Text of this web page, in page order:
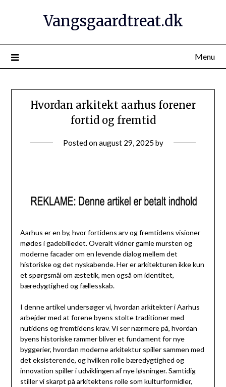
Vangsgaardtreat.dk
Menu
Hvordan arkitekt aarhus forener
fortid og fremtid
Posted onaugust 29, 2025 by
Aarhus er en by, hvor fortidens arv og fremtidens visioner
mødes i gadebilledet. Overalt vidner gamle mursten og
moderne facader om en levende dialog mellem det
historiske og det nyskabende. Her er arkitekturen ikke kun
et spørgsmål om æstetik, men også om identitet,
bæredygtighed og fællesskab.
I denne artikel undersøger vi, hvordan arkitekter i Aarhus
arbejder med at forene byens stolte traditioner med
nutidens og fremtidens krav. Vi ser nærmere på, hvordan
byens historiske rammer bliver et fundament for nye
byggerier, hvordan moderne arkitektur spiller sammen med
det eksisterende, og hvilken rolle bæredygtighed og
innovation spiller i udviklingen af nye løsninger. Samtidig
stiller vi skarpt på arkitektens rolle som kulturformidler,